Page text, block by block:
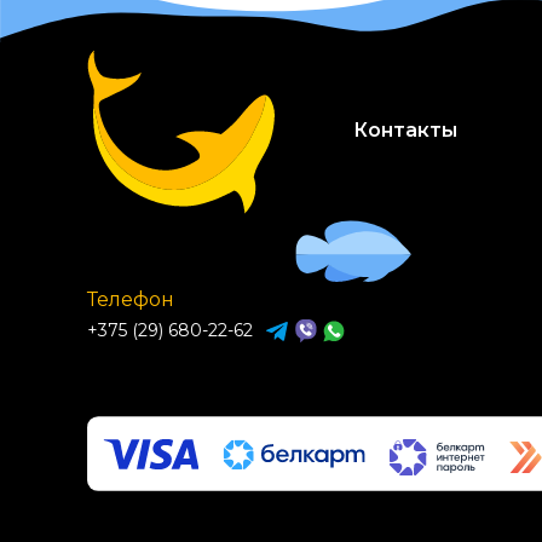
PROхвост
Schesir
Sheba
Trainer
Van Kot
Winner
Контакты
Телефон
+375 (29) 680-22-62